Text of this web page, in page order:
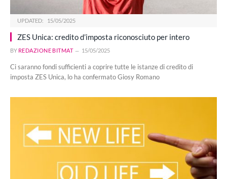
UPDATED: 15/05/2025
ZES Unica: credito d’imposta riconosciuto per intero
BY REDAZIONE BITMAT 15/05/2025
Ci saranno fondi sufficienti a coprire tutte le istanze di credito di
imposta ZES Unica, lo ha confermato Giosy Romano